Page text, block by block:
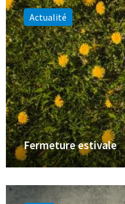
Actualité
Fermeture estivale